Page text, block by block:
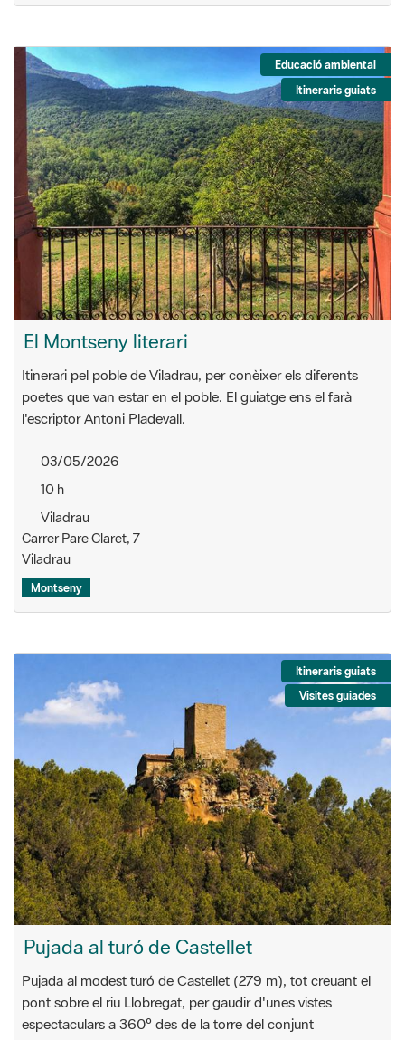
Educació ambiental
Itineraris guiats
El Montseny literari
Itinerari pel poble de Viladrau, per conèixer els diferents
poetes que van estar en el poble. El guiatge ens el farà
l'escriptor Antoni Pladevall.
03/05/2026
10 h
Viladrau
Carrer Pare Claret, 7
Viladrau
Montseny
Itineraris guiats
Visites guiades
Pujada al turó de Castellet
Pujada al modest turó de Castellet (279 m), tot creuant el
pont sobre el riu Llobregat, per gaudir d'unes vistes
espectaculars a 360º des de la torre del conjunt